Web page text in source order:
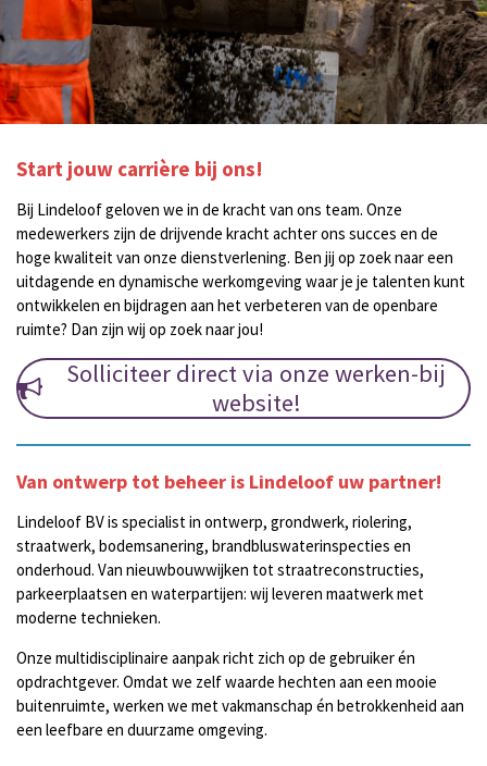
Start jouw carrière bij ons!
Bij Lindeloof geloven we in de kracht van ons team. Onze
medewerkers zijn de drijvende kracht achter ons succes en de
hoge kwaliteit van onze dienstverlening. Ben jij op zoek naar een
uitdagende en dynamische werkomgeving waar je je talenten kunt
ontwikkelen en bijdragen aan het verbeteren van de openbare
ruimte? Dan zijn wij op zoek naar jou!
Solliciteer direct via onze werken-bij
website!
Van ontwerp tot beheer is Lindeloof uw partner!
Lindeloof BV is specialist in ontwerp, grondwerk, riolering,
straatwerk, bodemsanering, brandbluswaterinspecties en
onderhoud. Van nieuwbouwwijken tot straatreconstructies,
parkeerplaatsen en waterpartijen: wij leveren maatwerk met
moderne technieken.
Onze multidisciplinaire aanpak richt zich op de gebruiker én
opdrachtgever. Omdat we zelf waarde hechten aan een mooie
buitenruimte, werken we met vakmanschap én betrokkenheid aan
een leefbare en duurzame omgeving.